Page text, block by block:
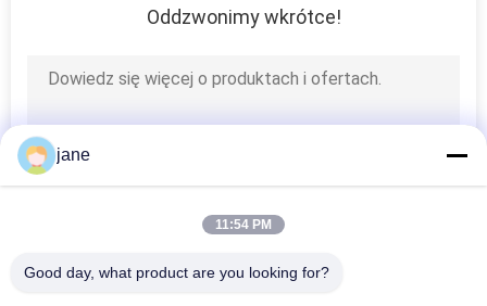
Zawór przepływowy
hydrauliczny
Oddzwonimy wkrótce!
jane
11:54 PM
Good day, what product are you looking for?